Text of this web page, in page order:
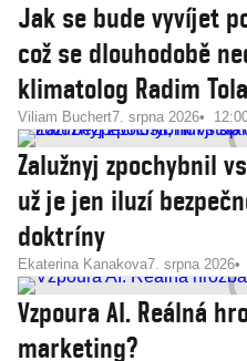
Jak se bude vyvíjet
což se dlouhodobě
klimatolog Radim
Viliam Buchert7. srpna 2026
Zalužnyj zpochybnil
už je jen iluzí
doktríny
Ekaterina Kanakova7. srpna 2026
Vzpoura AI. Reálná
marketing?